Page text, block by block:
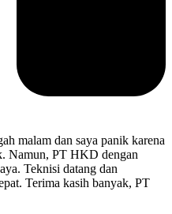
malam dan saya panik karena
Namun, PT HKD dengan
Teknisi datang dan
Terima kasih banyak, PT